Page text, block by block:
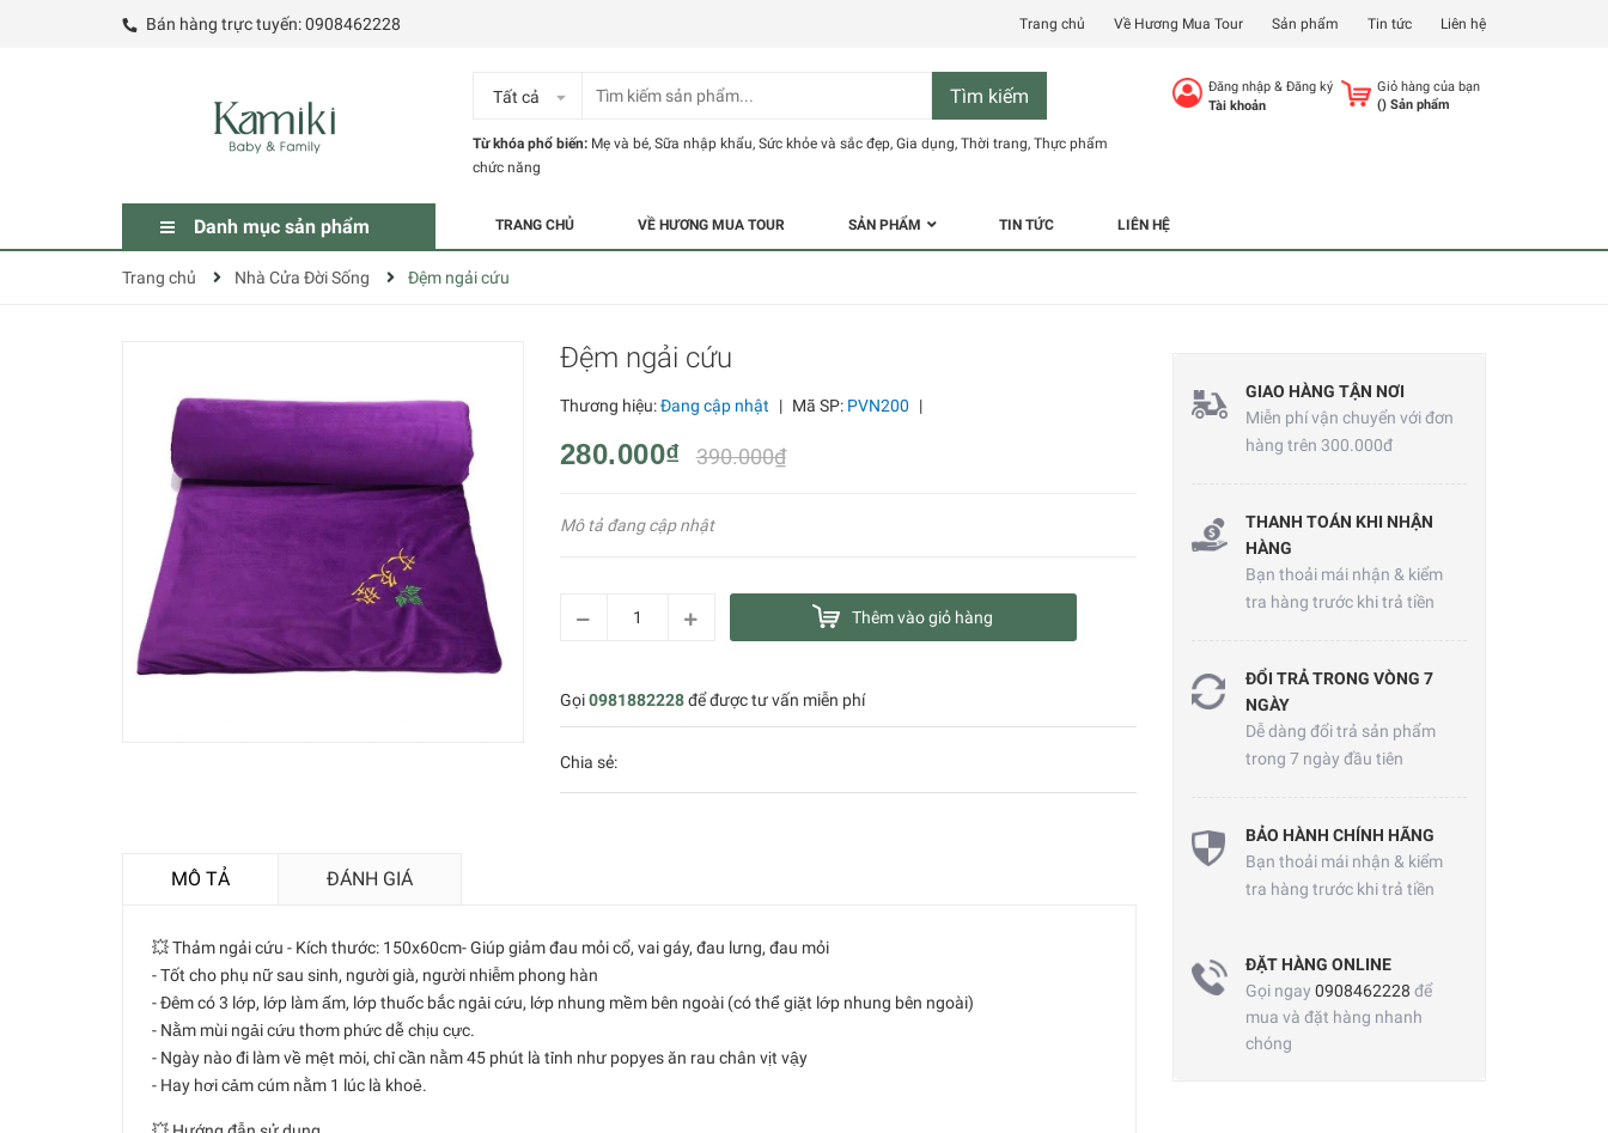
Bán hàng trực tuyến:0908462228 Trang chủ Về Hương Mua Tour Sản phẩm Tin tức Liên hệ
Tất cả Tìm kiếm
Từ khóa phổ biến: Mẹ và bé, Sữa nhập khẩu, Sức khỏe và sắc đẹp, Gia dụng, Thời trang, Thực phẩm
chức năng
Đăng nhập& Đăng ký
Tài khoản
Giỏ hàng của bạn
() Sản phẩm
Danh mục sản phẩm TRANG CHỦ VỀ HƯƠNG MUA TOUR SẢN PHẨM TIN TỨC LIÊN HỆ
Trang chủ Nhà Cửa Đời Sống Đệm ngải cứu
Đệm ngải cứu
Thương hiệu:Đang cập nhật | Mã SP: PVN200 |
280.000₫ 390.000₫
Mô tả đang cập nhật
Thêm vào giỏ hàng
Gọi0981882228để được tư vấn miễn phí
Chia sẻ:
MÔ TẢ ĐÁNH GIÁ
💥 Thảm ngải cứu - Kích thước: 150x60cm- Giúp giảm đau mỏi cổ, vai gáy, đau lưng, đau mỏi
- Tốt cho phụ nữ sau sinh, người già, người nhiễm phong hàn
- Đêm có 3 lớp, lớp làm ấm, lớp thuốc bắc ngải cứu, lớp nhung mềm bên ngoài (có thể giặt lớp nhung bên ngoài)
- Nằm mùi ngải cứu thơm phức dễ chịu cực.
- Ngày nào đi làm về mệt mỏi, chỉ cần nằm 45 phút là tỉnh như popyes ăn rau chân vịt vậy
- Hay hơi cảm cúm nằm 1 lúc là khoẻ.
GIAO HÀNG TẬN NƠI
Miễn phí vận chuyển với đơn
hàng trên 300.000đ
THANH TOÁN KHI NHẬN
HÀNG
Bạn thoải mái nhận & kiểm
tra hàng trước khi trả tiền
ĐỔI TRẢ TRONG VÒNG 7
NGÀY
Dễ dàng đổi trả sản phẩm
trong 7 ngày đầu tiên
BẢO HÀNH CHÍNH HÃNG
Bạn thoải mái nhận & kiểm
tra hàng trước khi trả tiền
ĐẶT HÀNG ONLINE
Gọi ngay 0908462228 để
mua và đặt hàng nhanh
chóng